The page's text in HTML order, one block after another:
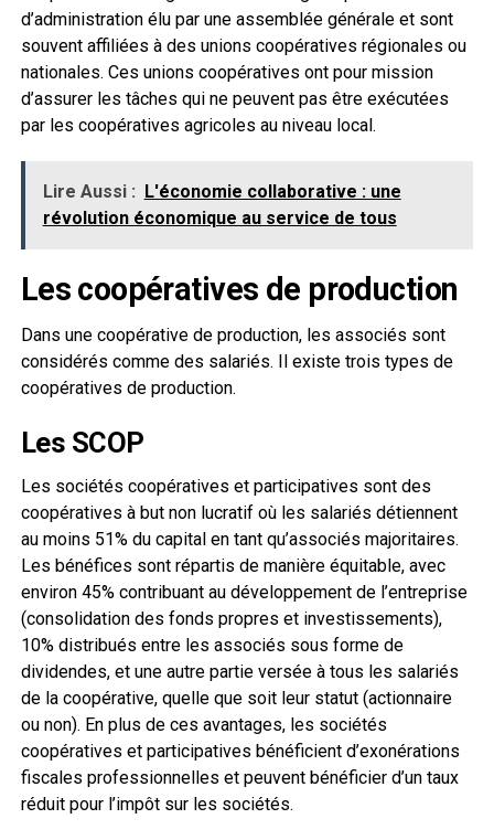
d’administration élu par une assemblée générale et sont
souvent affiliées à des unions coopératives régionales ou
nationales. Ces unions coopératives ont pour mission
d’assurer les tâches qui ne peuvent pas être exécutées
par les coopératives agricoles au niveau local.
Lire Aussi : L'économie collaborative : une
révolution économique au service de tous
Les coopératives de production
Dans une coopérative de production, les associés sont
considérés comme des salariés. Il existe trois types de
coopératives de production.
Les SCOP
Les sociétés coopératives et participatives sont des
coopératives à but non lucratif où les salariés détiennent
au moins 51% du capital en tant qu’associés majoritaires.
Les bénéfices sont répartis de manière équitable, avec
environ 45% contribuant au développement de l’entreprise
(consolidation des fonds propres et investissements),
10% distribués entre les associés sous forme de
dividendes, et une autre partie versée à tous les salariés
de la coopérative, quelle que soit leur statut (actionnaire
ou non). En plus de ces avantages, les sociétés
coopératives et participatives bénéficient d’exonérations
fiscales professionnelles et peuvent bénéficier d’un taux
réduit pour l’impôt sur les sociétés.